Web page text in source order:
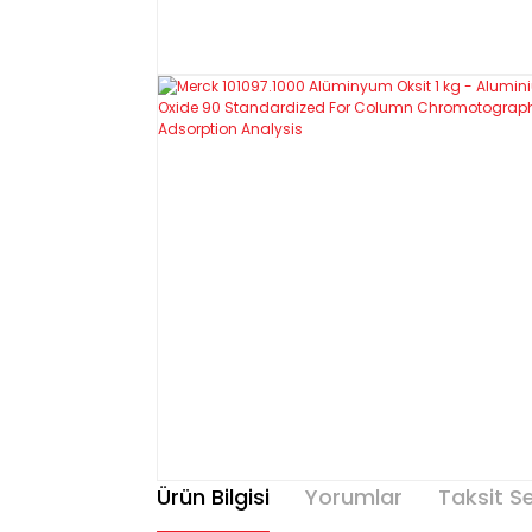
Ürün Bilgisi Yorumlar Taksit